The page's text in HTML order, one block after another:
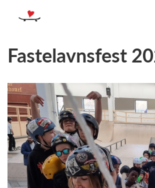
Fastelavnsfest